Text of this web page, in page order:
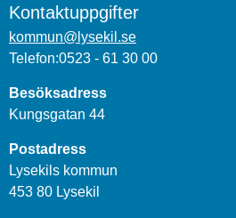
Kontaktuppgifter
kommun@lysekil.se
Telefon:0523 - 61 30 00
Besöksadress
Kungsgatan 44
Postadress
Lysekils kommun
453 80 Lysekil